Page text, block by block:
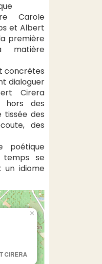
Carole
et Albert
première
matière
concrètes
dialoguer
Cirera
hors des
tissée des
des
poétique
se
un idiome
CIRERA
×